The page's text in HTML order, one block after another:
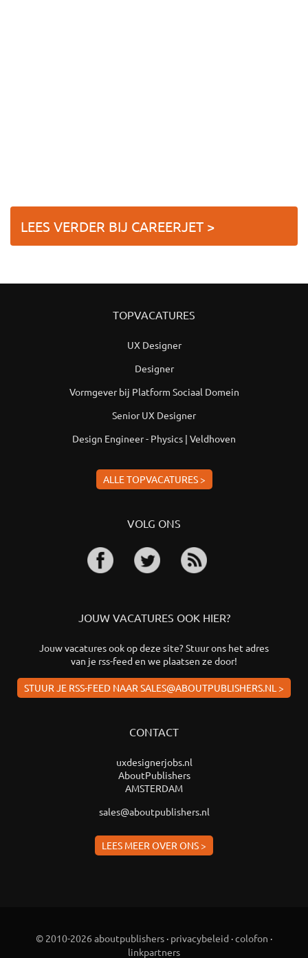
LEES VERDER BIJ CAREERJET >
TOPVACATURES
UX Designer
Designer
Vormgever bij Platform Sociaal Domein
Senior UX Designer
Design Engineer - Physics | Veldhoven
ALLE TOPVACATURES >
VOLG ONS
JOUW VACATURES OOK HIER?
Jouw vacatures ook op deze site? Stuur ons het adres
van je rss-feed en we plaatsen ze door!
STUUR JE RSS-FEED NAAR SALES@ABOUTPUBLISHERS.NL >
CONTACT
uxdesignerjobs.nl
AboutPublishers
AMSTERDAM
sales@aboutpublishers.nl
LEES MEER OVER ONS >
© 2010-2026 aboutpublishers · privacybeleid ·colofon ·
linkpartners